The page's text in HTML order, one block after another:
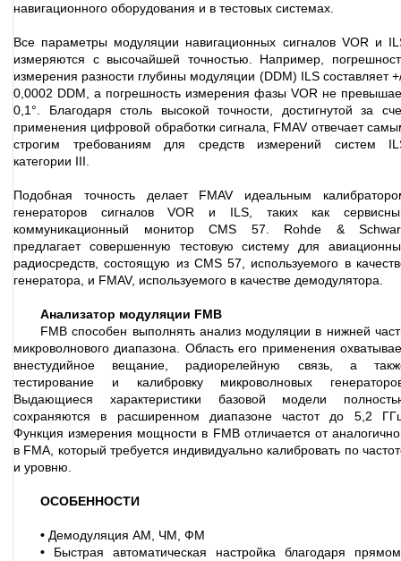
навигационного оборудования и в тестовых системах.
Все параметры модуляции навигационных сигналов VOR и
измеряются с высочайшей точностью. Например,
измерения разности глубины модуляции (DDM) ILS составляет
0,0002 DDM, а погрешность измерения фазы VOR не
0,1°. Благодаря столь высокой точности, достигнутой за
применения цифровой обработки сигнала, FMAV отвечает
строгим требованиям для средств измерений систем
категории III.
Подобная точность делает FMAV идеальным
генераторов сигналов VOR и ILS, таких как
коммуникационный монитор CMS 57. Rohde &
предлагает совершенную тестовую систему для
радиосредств, состоящую из CMS 57, используемого в
генератора, и FMAV, используемого в качестве демодулятора.
Анализатор модуляции FMВ
FMB способен выполнять анализ модуляции в нижней
микроволнового диапазона. Область его применения
внестудийное вещание, радиорелейную связь, а
тестирование и калибровку микроволновых
Выдающиеся характеристики базовой модели
сохраняются в расширенном диапазоне частот до 5,2
Функция измерения мощности в FMB отличается от
в FMA, который требуется индивидуально калибровать по
и уровню.
ОСОБЕННОСТИ
• Демодуляция АМ, ЧМ, ФМ
• Быстрая автоматическая настройка благодаря